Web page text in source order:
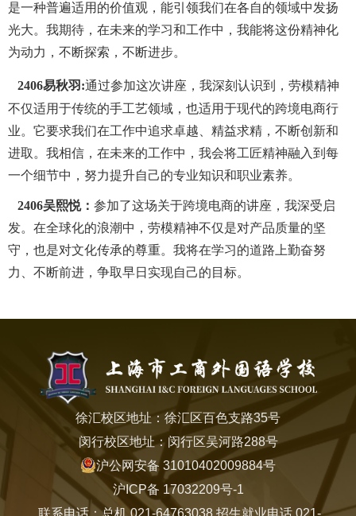
是一种普遍适用的价值观，能引领我们在各自的领域中发扬
光大。我期待，在未来的学习和工作中，我能将这份精神化
为动力，不断探索，不断进步。
2406易秋羽 :通过参加这次讲座，我深刻认识到，劳模精神
不仅适用于传统的手工艺领域，也适用于现代的跨境电商行
业。它要求我们在工作中追求卓越、精益求精，不断创新和
进取。我相信，在未来的工作中，我会将工匠精神融入到每
一个细节中，努力提升自己的专业知识和职业素养。
2406吴熙悦： 参加了这场关于跨境电商的讲座，我深受启
发。在全球化的浪潮中，劳模精神不仅是对产品质量的坚
守，也是对文化传承的尊重。我将在学习的道路上勤奋努
力、不断前进，争取早日实现自己的目标。
徐汇校区地址：徐汇区百色支路35号
闵行校区地址：闵行区吴河路288号
沪公网安备 31010402009884号
沪ICP备 17032209号-1